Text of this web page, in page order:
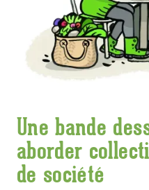
Une bande
aborder
de société